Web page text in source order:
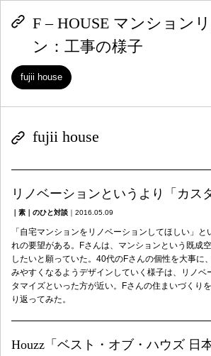
F – HOUSE マンション
ン：工事の様子
fujii house
fujii house
リノベーションというより「カス
｜素｜のひと対談 ｜ 2016.05.09
「自宅マンションをリノベーションしてほしい」
れの要望がある。Fさんは、マンションという既成
したいと願っていた。40代のFさんの個性を大事に
みやすくなるようデザインしていく様子は、リノベ
タマイズといった方が近い。Fさんの住まいづくり
り返ってみた。
Houzz「ベスト・オブ・ハウズ 日